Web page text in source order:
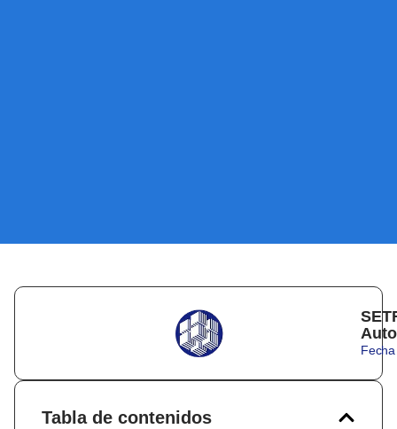
Tabla de contenidos